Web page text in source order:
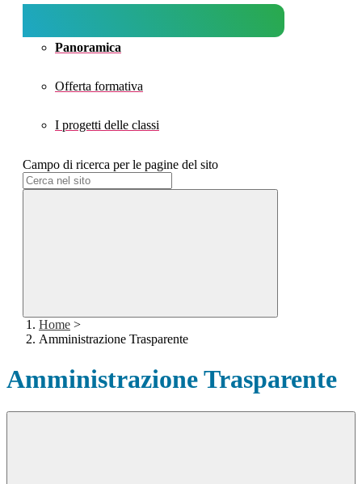
Panoramica
Offerta formativa
I progetti delle classi
Campo di ricerca per le pagine del sito
Home >
Amministrazione Trasparente
Amministrazione Trasparente